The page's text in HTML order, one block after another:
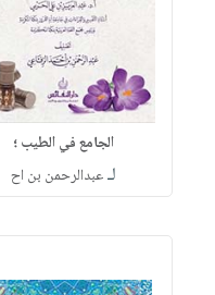
الجامع في الطيب ؛
لـعبدالرحمن بن اح